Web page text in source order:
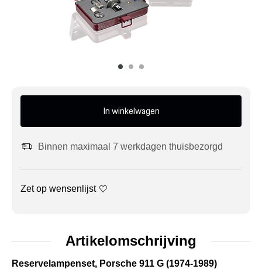
Porsche informatie
In winkelwagen
Binnen maximaal 7 werkdagen thuisbezorgd
Zet op wensenlijst
Artikelomschrijving
Reservelampenset, Porsche 911 G (1974-1989)